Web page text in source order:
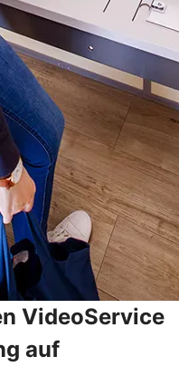
VideoService
auf